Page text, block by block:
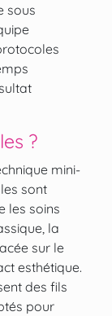
sous
?
mini-
sont
les soins
la
sur le
esthétique.
des fils
pour